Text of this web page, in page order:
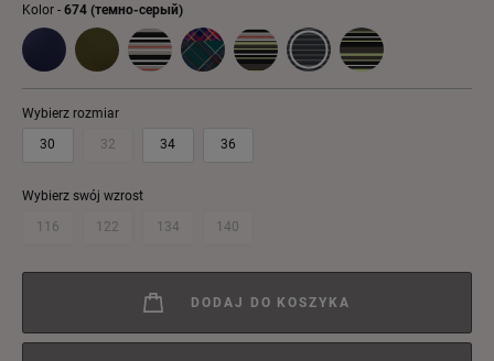
Kolor - 674 (темно-серый)
Wybierz rozmiar
30 32 34 36
Wybierz swój wzrost
116 122 134 140
DODAJ DO KOSZYKA